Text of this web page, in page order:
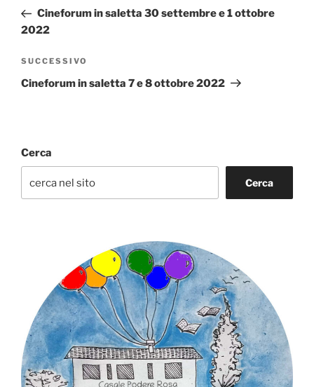
precedente:
Cineforum in saletta 30 settembre e 1 ottobre
2022
Articolo
successivo
SUCCESSIVO
Cineforum in saletta 7 e 8 ottobre 2022
Cerca
Cerca